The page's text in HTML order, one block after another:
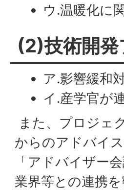
ウ.温暖化に
(2)技術開
ア.影響緩和
イ.産学官が
また、プロジェ
からのアドバイ
「アドバイザー
業界等との連携